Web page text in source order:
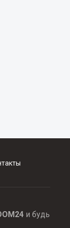
и будь